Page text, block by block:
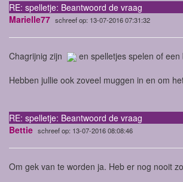
RE: spelletje: Beantwoord de vraag
Marielle77 schreef op: 13-07-2016 07:31:32
Chagrijnig zijn en spelletjes spelen of een
Hebben jullie ook zoveel muggen in en om
RE: spelletje: Beantwoord de vraag
Bettie schreef op: 13-07-2016 08:08:46
Om gek van te worden ja. Heb er nog nooit